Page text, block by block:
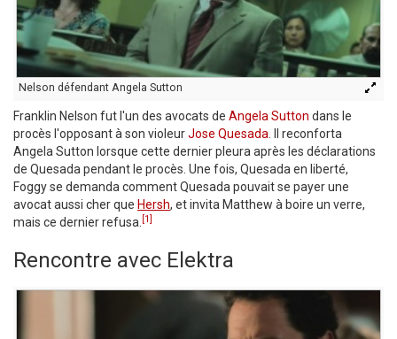
Nelson défendant Angela Sutton
Franklin Nelson fut l'un des avocats de Angela Sutton dans le
procès l'opposant à son violeurJose Quesada. Il reconforta
Angela Sutton lorsque cette dernier pleura après les déclarations
de Quesada pendant le procès. Une fois, Quesada en liberté,
Foggy se demanda comment Quesada pouvait se payer une
avocat aussi cher que Hersh, et invita Matthew à boire un verre,
mais ce dernier refusa. [1]
Rencontre avec Elektra